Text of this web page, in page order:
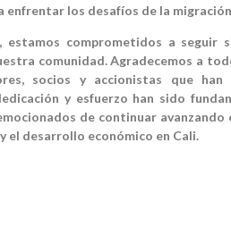
enfrentar los desafíos de la
estamos comprometidos a seguir
comunidad. Agradecemos a
socios y accionistas que
y esfuerzo han sido
de continuar avanzando
el desarrollo económico en Cali.